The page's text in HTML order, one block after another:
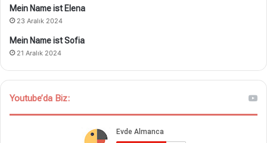
Mein Name ist Elena
23 Aralık 2024
Mein Name ist Sofia
21 Aralık 2024
Youtube’da Biz: